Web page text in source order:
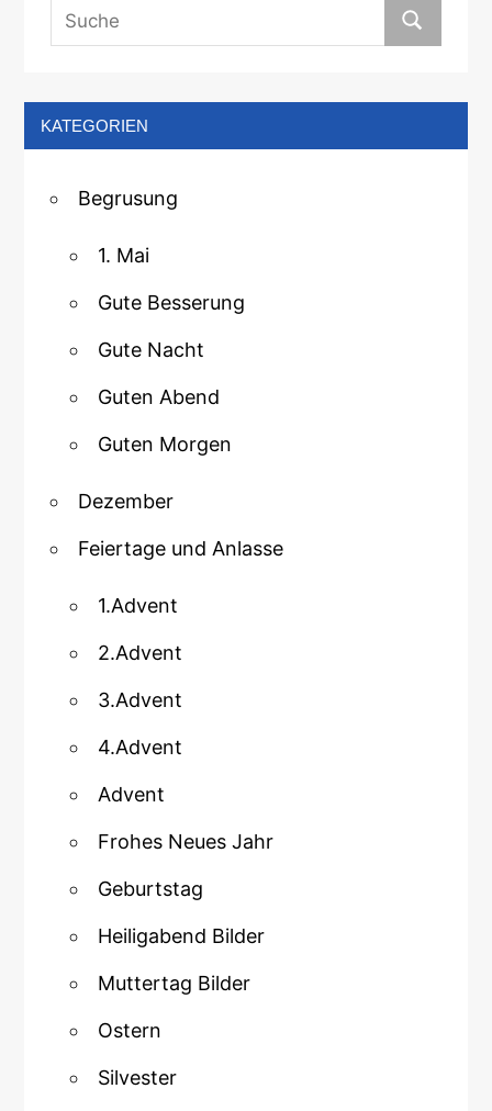
KATEGORIEN
Begrusung
1. Mai
Gute Besserung
Gute Nacht
Guten Abend
Guten Morgen
Dezember
Feiertage und Anlasse
1.Advent
2.Advent
3.Advent
4.Advent
Advent
Frohes Neues Jahr
Geburtstag
Heiligabend Bilder
Muttertag Bilder
Ostern
Silvester